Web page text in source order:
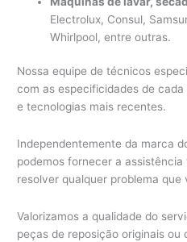
Electrolux, Consul,
Whirlpool, entre outras.
Nossa equipe de técnicos
com as especificidades de
e tecnologias mais recentes.
Independentemente da marca
podemos fornecer a
resolver qualquer problema
Valorizamos a qualidade do
peças de reposição originais ou